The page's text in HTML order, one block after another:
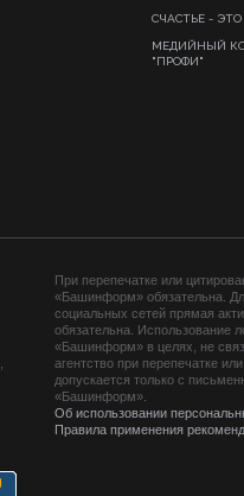
СЧАСТЬЕ -
МЕДИЙНЫЙ
"ПРОФИ"
При перепечатке или
«Башинформ» обязательна.
социальных сетей прямая
обязательна. Использование
«Башинформ» в целях, не
агентство при перепечатке
допускается только с
«Башинформ».
Об использовании
Правила применения